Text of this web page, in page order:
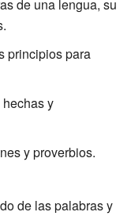
de una lengua, su
principios para
y
y proverbios.
de las palabras y